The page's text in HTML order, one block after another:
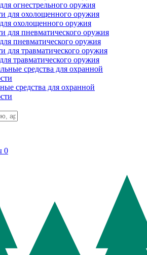
огнестрельного оружия
охолощенного оружия
пневматического оружия
травматического оружия
средства для охранной
0